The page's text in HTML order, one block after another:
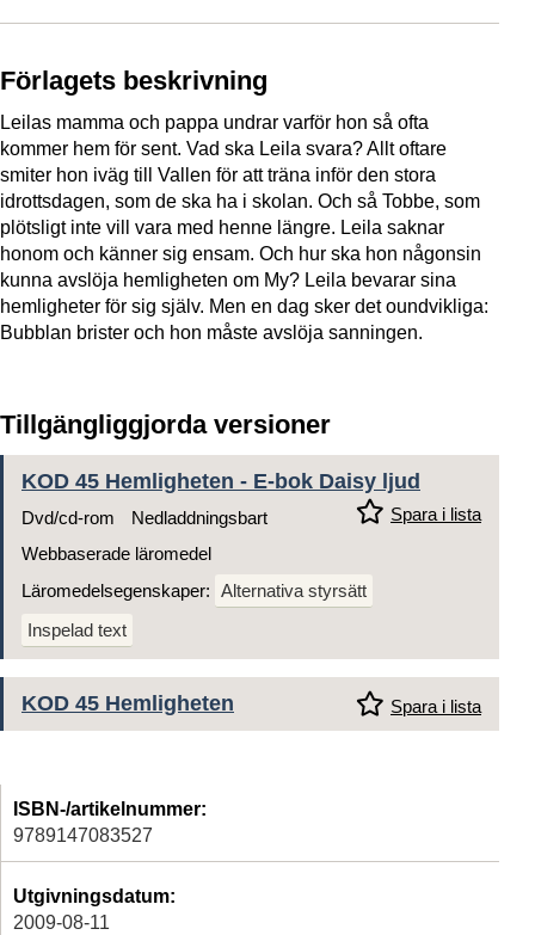
Förlagets beskrivning
Leilas mamma och pappa undrar varför hon så ofta
kommer hem för sent. Vad ska Leila svara? Allt oftare
smiter hon iväg till Vallen för att träna inför den stora
idrottsdagen, som de ska ha i skolan. Och så Tobbe, som
plötsligt inte vill vara med henne längre. Leila saknar
honom och känner sig ensam. Och hur ska hon någonsin
kunna avslöja hemligheten om My? Leila bevarar sina
hemligheter för sig själv. Men en dag sker det oundvikliga:
Bubblan brister och hon måste avslöja sanningen.
Tillgängliggjorda versioner
KOD 45 Hemligheten - E-bok Daisy ljud
Spara i lista
Dvd/cd-rom
Nedladdningsbart
Webbaserade läromedel
Läromedelsegenskaper: Alternativa styrsätt
Inspelad text
KOD 45 Hemligheten Spara i lista
ISBN-/artikelnummer:
9789147083527
Utgivningsdatum:
2009-08-11